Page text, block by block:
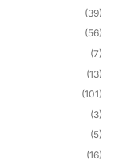
(39)
(56)
(7)
(13)
(101)
(3)
(5)
(16)